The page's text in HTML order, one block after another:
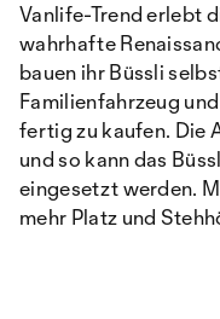
Vanlife-Trend erlebt
wahrhafte
bauen ihr Büssli
Familienfahrzeug
fertig zu kaufen. Die
und so kann das
eingesetzt werden.
mehr Platz und